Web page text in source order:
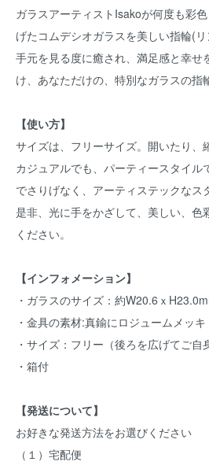
ガラスアーティストIsakoが何度も彩
げたコムデシオガラスを美しい指輪(リ
手元を見る度に癒され、満足感と幸せ
け、あなただけの、特別なガラスの指
【使い方】
サイズは、フリーサイズ。開いたり、
カジュアルでも、パーティースタイル
でさりげなく、アーティステックなス
是非、光に手をかざして、美しい、色
ください。
【インフォメーション】
・ガラスのサイズ：約W20.6ｘ
・金具の素材:真鍮にロジュームメッキ
・サイズ：フリー（後ろを広げてご自
・箱付
【発送について】
お好きな発送方法をお選びください
（１）宅配便